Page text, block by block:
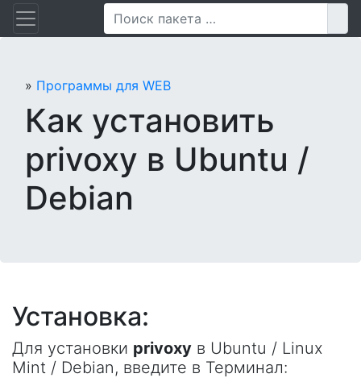
Перейти
» Программы для WEB
Как установить
privoxy в Ubuntu /
Debian
Установка:
Для установки privoxy в Ubuntu / Linux
Mint / Debian, введите в Терминал: